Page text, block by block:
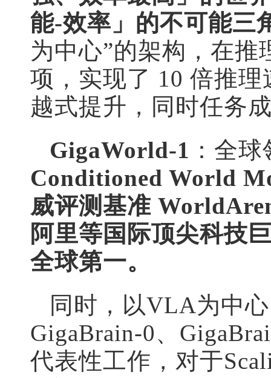
能-效率」的不可能三
为中心”的架构，在
项，实现了 10 倍推
越式提升，同时任务
GigaWorld-1 ：全
Conditioned World
威评测基准
阿里等国际顶尖科技
全球第一。
同时，以VLA为中
GigaBrain-0、
代表性工作，对于